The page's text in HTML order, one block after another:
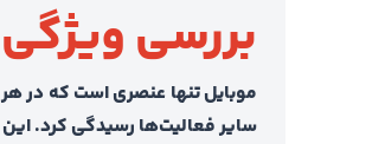
بررسی
موبایل تنها عنصری است که در
سایر فعالیت‌ها رسیدگی کرد.